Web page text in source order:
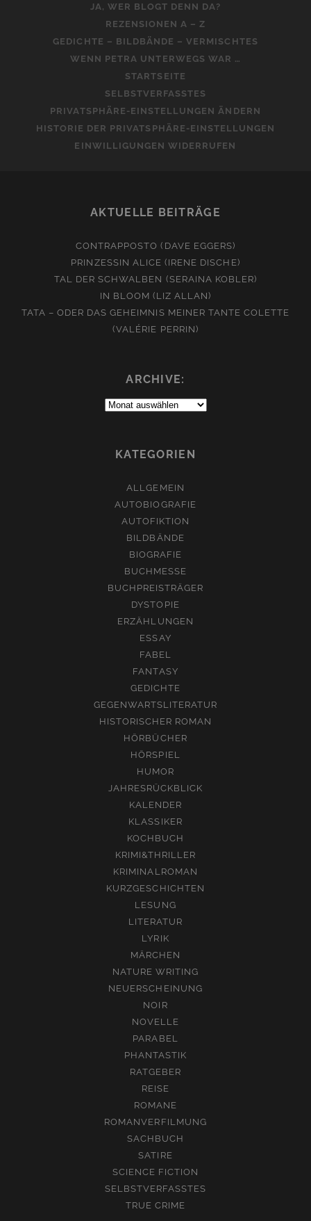
JA, WER BLOGT DENN DA?
REZENSIONEN A – Z
GEDICHTE – BILDBÄNDE – VERMISCHTES
WENN PETRA UNTERWEGS WAR …
STARTSEITE
SELBSTVERFASSTES
PRIVATSPHÄRE-EINSTELLUNGEN ÄNDERN
HISTORIE DER PRIVATSPHÄRE-EINSTELLUNGEN
EINWILLIGUNGEN WIDERRUFEN
AKTUELLE BEITRÄGE
CONTRAPPOSTO (DAVE EGGERS)
PRINZESSIN ALICE (IRENE DISCHE)
TAL DER SCHWALBEN (SERAINA KOBLER)
IN BLOOM (LIZ ALLAN)
TATA – ODER DAS GEHEIMNIS MEINER TANTE COLETTE
(VALÉRIE PERRIN)
ARCHIVE:
Archive:
KATEGORIEN
ALLGEMEIN
AUTOBIOGRAFIE
AUTOFIKTION
BILDBÄNDE
BIOGRAFIE
BUCHMESSE
BUCHPREISTRÄGER
DYSTOPIE
ERZÄHLUNGEN
ESSAY
FABEL
FANTASY
GEDICHTE
GEGENWARTSLITERATUR
HISTORISCHER ROMAN
HÖRBÜCHER
HÖRSPIEL
HUMOR
JAHRESRÜCKBLICK
KALENDER
KLASSIKER
KOCHBUCH
KRIMI&THRILLER
KRIMINALROMAN
KURZGESCHICHTEN
LESUNG
LITERATUR
LYRIK
MÄRCHEN
NATURE WRITING
NEUERSCHEINUNG
NOIR
NOVELLE
PARABEL
PHANTASTIK
RATGEBER
REISE
ROMANE
ROMANVERFILMUNG
SACHBUCH
SATIRE
SCIENCE FICTION
SELBSTVERFASSTES
TRUE CRIME